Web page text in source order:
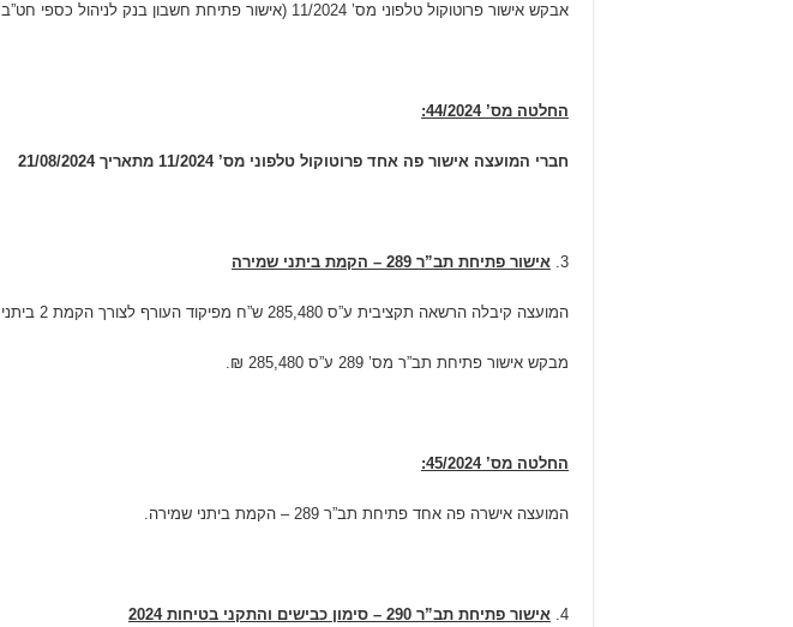
אבקש אישור פרוטוקול טלפוני מס’ 11/2024 (אישור פתיחת חשבון בנק לניהול כספי חט”ב עין קניה והסמכת מורשי חתימה בחשבון).
החלטה מס’ 44/2024:
חברי המועצה אישור פה אחד פרוטוקול טלפוני מס’ 11/2024 מתאריך 21/08/2024
אישור פתיחת תב”ר 289 – הקמת ביתני שמירה
המועצה קיבלה הרשאה תקציבית ע”ס 285,480 ש”ח מפיקוד העורף לצורך הקמת 2 ביתני שמירה בכפר. המועצה לא נדרשת להעמיד מימון ממקורותיה העצמיים לפרוייקט בשלב זה.
מבקש אישור פתיחת תב”ר מס’ 289 ע”ס 285,480 ₪.
החלטה מס’ 45/2024:
המועצה אישרה פה אחד פתיחת תב”ר 289 – הקמת ביתני שמירה.
אישור פתיחת תב”ר 290 – סימון כבישים והתקני בטיחות 2024